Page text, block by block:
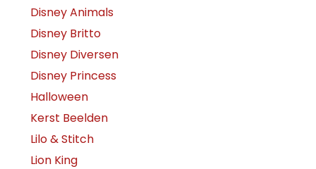
Disney Animals
Disney Britto
Disney Diversen
Disney Princess
Halloween
Kerst Beelden
Lilo & Stitch
Lion King